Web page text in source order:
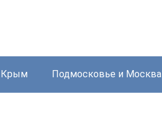
Крым Подмосковье и Москва